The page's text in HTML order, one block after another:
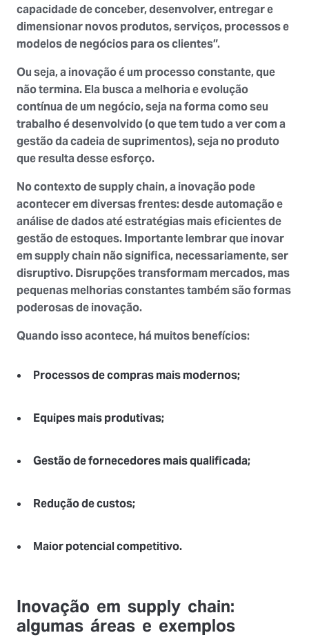
capacidade de conceber, desenvolver, entregar e
dimensionar novos produtos, serviços, processos e
modelos de negócios para os clientes”.
Ou seja, a inovação é um processo constante, que
não termina. Ela busca a melhoria e evolução
contínua de um negócio, seja na forma como seu
trabalho é desenvolvido (o que tem tudo a ver com a
gestão da cadeia de suprimentos), seja no produto
que resulta desse esforço.
No contexto de supply chain, a inovação pode
acontecer em diversas frentes: desde automação e
análise de dados até estratégias mais eficientes de
gestão de estoques. Importante lembrar que inovar
em supply chain não significa, necessariamente, ser
disruptivo. Disrupções transformam mercados, mas
pequenas melhorias constantes também são formas
poderosas de inovação.
Quando isso acontece, há muitos benefícios:
Processos de compras mais modernos;
Equipes mais produtivas;
Gestão de fornecedores mais qualificada;
Redução de custos;
Maior potencial competitivo.
Inovação em supply chain:
algumas áreas e exemplos